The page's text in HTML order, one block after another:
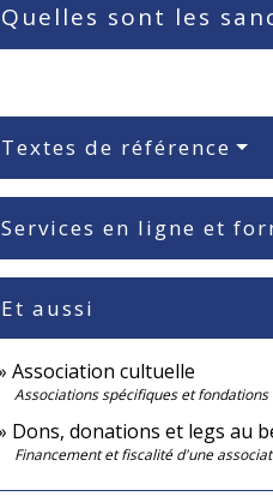
Quelles sont les
Textes de référence
Services en ligne et
Et aussi
Association cultuelle
Associations spécifiques et fondations
Dons, donations et legs au
Financement et fiscalité d'une